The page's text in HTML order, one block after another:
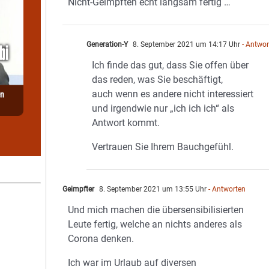
Generation-Y 8. September 2021 um 14:17 Uhr -
Ich finde das gut, dass Sie offen über
das reden, was Sie beschäftigt,
auch wenn es andere nicht interessiert
und irgendwie nur „ich ich ich“ als
Antwort kommt.
Vertrauen Sie Ihrem Bauchgefühl.
Geimpfter 8. September 2021 um 13:55 Uhr - Antworten
Und mich machen die übersensibilisierten
Leute fertig, welche an nichts anderes als
Corona denken.
Ich war im Urlaub auf diversen